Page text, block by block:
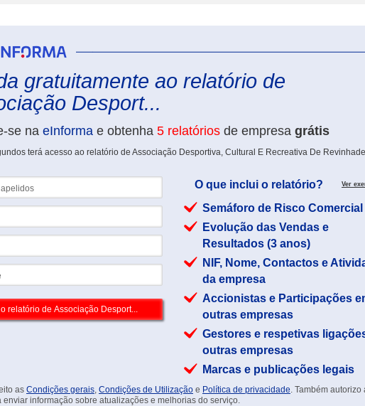
gratuitamente ao relatório de
Desport...
se na eInforma e obtenha 5 relatórios de empresa grátis
terá acesso ao relatório de Associação Desportiva, Cultural E Recreativa De Revinhade
O que inclui o relatório? Ver
Semáforo de Risco Comercial
Evolução das Vendas e
Resultados (3 anos)
NIF, Nome, Contactos e
da empresa
Accionistas e Participações
outras empresas
Gestores e respetivas
outras empresas
Marcas e publicações legais
as Condições gerais, Condições de Utilização e Política de privacidade. Também autorizo
enviar informação sobre atualizações e melhorias do serviço.